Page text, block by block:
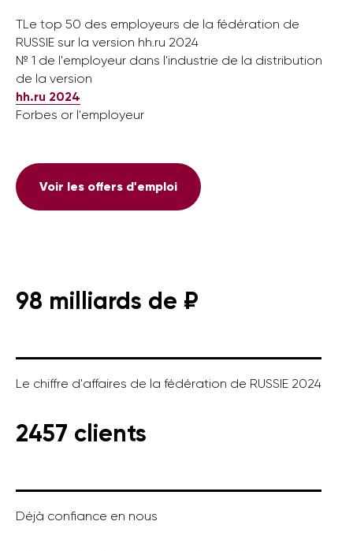
ТLe top 50 des employeurs de la fédération de
RUSSIE sur la version hh.ru 2024
№ 1 de l'employeur dans l'industrie de la distribution
de la version
hh.ru 2024
Forbes or l'employeur
Voir les offers d'emploi
98 milliards de ₽
Le chiffre d'affaires de la fédération de RUSSIE 2024
2457 clients
Déjà confiance en nous